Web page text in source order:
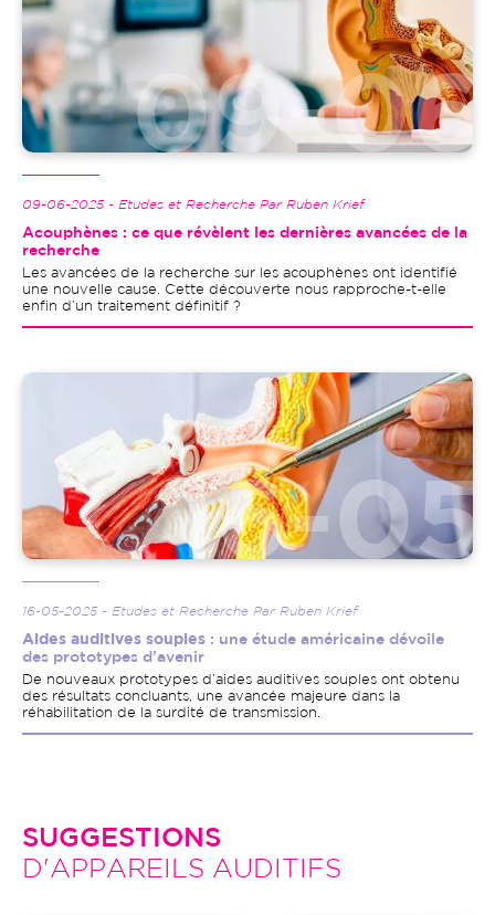
09-06-2025 - Etudes et Recherche Par Ruben Krief
Acouphènes : ce que révèlent les dernières avancées de la
recherche
Les avancées de la recherche sur les acouphènes ont identifié
une nouvelle cause. Cette découverte nous rapproche-t-elle
enfin d’un traitement définitif ?
Image
16-05-2025 - Etudes et Recherche Par Ruben Krief
Aides auditives souples : une étude américaine dévoile
des prototypes d’avenir
De nouveaux prototypes d’aides auditives souples ont obtenu
des résultats concluants, une avancée majeure dans la
réhabilitation de la surdité de transmission.
SUGGESTIONS
D'APPAREILS AUDITIFS